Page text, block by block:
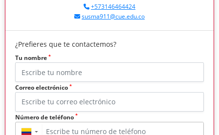
+573146464424
susma911@cue.edu.co
¿Prefieres que te contactemos?
Tu nombre *
Correo electrónico *
Número de teléfono *
▼